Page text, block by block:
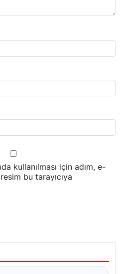
kullanılması için adım, e-
bu tarayıcıya